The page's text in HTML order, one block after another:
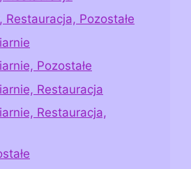
Restauracja, Pozostałe
Pozostałe
Restauracja
Restauracja,